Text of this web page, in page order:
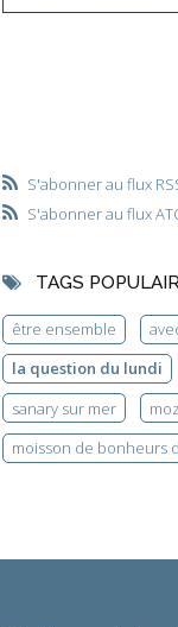
S'abonner au flux
S'abonner au flux
TAGS
être ensemble
la question du lundi
sanary sur mer
moisson de bonheurs